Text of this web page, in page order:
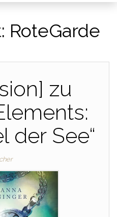
RoteGarde
zu
der See“